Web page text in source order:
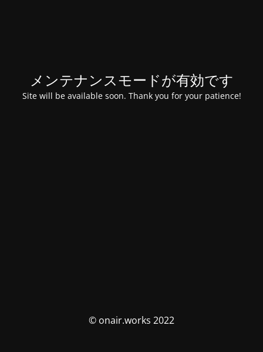
メンテナンスモードが有効です
Site will be available soon. Thank you for your patience!
© onair.works 2022